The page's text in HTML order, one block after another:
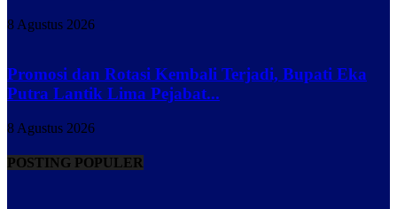
8 Agustus 2026
Promosi dan Rotasi Kembali Terjadi, Bupati Eka
Putra Lantik Lima Pejabat...
8 Agustus 2026
POSTING POPULER